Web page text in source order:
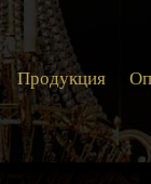
Продукция